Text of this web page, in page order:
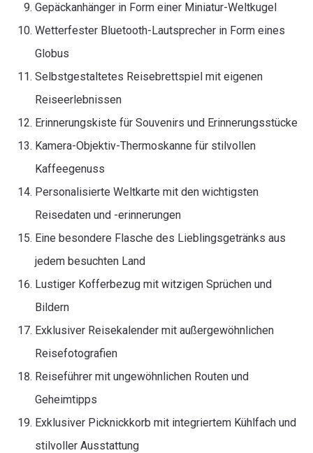
Gepäckanhänger in Form einer Miniatur-Weltkugel
Wetterfester Bluetooth-Lautsprecher in Form eines
Globus
Selbstgestaltetes Reisebrettspiel mit eigenen
Reiseerlebnissen
Erinnerungskiste für Souvenirs und Erinnerungsstücke
Kamera-Objektiv-Thermoskanne für stilvollen
Kaffeegenuss
Personalisierte Weltkarte mit den wichtigsten
Reisedaten und -erinnerungen
Eine besondere Flasche des Lieblingsgetränks aus
jedem besuchten Land
Lustiger Kofferbezug mit witzigen Sprüchen und
Bildern
Exklusiver Reisekalender mit außergewöhnlichen
Reisefotografien
Reiseführer mit ungewöhnlichen Routen und
Geheimtipps
Exklusiver Picknickkorb mit integriertem Kühlfach und
stilvoller Ausstattung